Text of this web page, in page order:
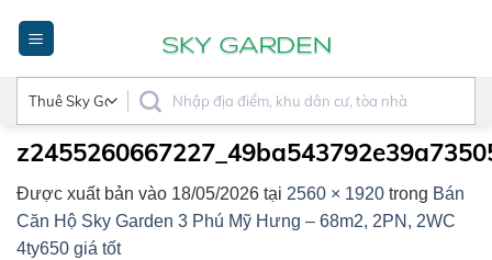
dung
Được xuất bản vào 18/05/2026 tại 2560 × 1920 trong Bán
Căn Hộ Sky Garden 3 Phú Mỹ Hưng – 68m2, 2PN, 2WC
4ty650 giá tốt